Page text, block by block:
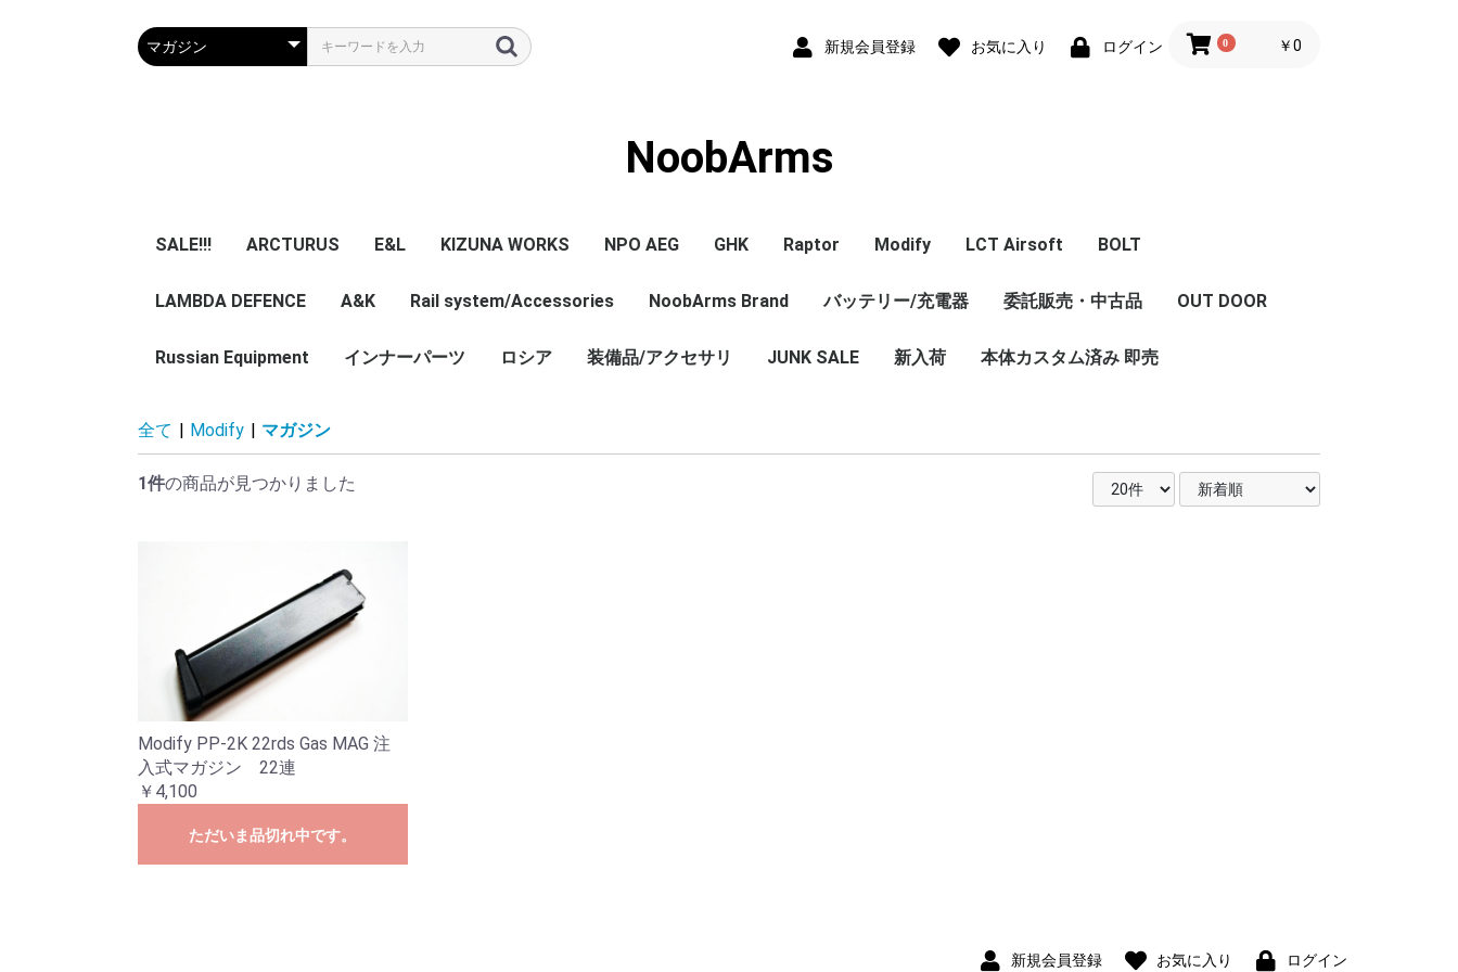
新規会員登録 お気に入り ログイン 0 ￥0
NoobArms
SALE!!! ARCTURUS
マガジン
エアガン本体
E&L
パーツ
マガジン
エアガン本体
KIZUNA WORKS
GBB PISTOL本体
レール/アクセサリー
マガジン
アクセサリー
NPO AEG
NPO内部カスタム
エアガン本体
マガジン
パーツ
その他
GHK
GHK GBB 本体
CO2マガジン
パーツ
Raptor
エアガン本体
パーツ
Modify
エアガン本体
マガジン
パーツ
LCT Airsoft
エアガン本体
フロントキット
コンバージョンキット
マガジン
Z Series Parts
ハンドガード/グリッ
セット
ストック
グリップ
ハンドガード/レイル
フロント周辺パーツ
レシーバー周辺パーツ
インナーパーツ
内部カスタム
LCT 限定商品
BOLT
LAMBDA DEFENCE A&K
エアガン本体
エアガン本体
パーツ
Rail system/Accessories
KIZUNA WORKS
TWI
NB
ZENITCO
TM ZENITCO
CORE Airsoft
ASURA DYNAMICS
5ku
NoobArms Brand
Original sticker
Original item
Vintage・Weathering
AK Custom
バッテリー/充電器 委託販売・中古品 OUT DOOR
Russian Equipment
Pouch
加工済
用加工済
インナーパーツ ロシア 装備品/アクセサリ JUNK SALE 新入荷 本体カスタム済み 即売
全て | Modify | マガジン
1件の商品が見つかりました
Modify PP-2K 22rds Gas MAG 注
入式マガジン 22連
￥4,100
ただいま品切れ中です。
新規会員登録 お気に入り ログイン